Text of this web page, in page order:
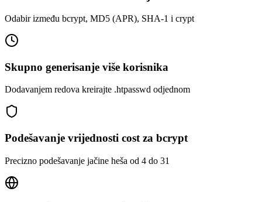
Odabir između bcrypt, MD5 (APR), SHA-1 i crypt
Skupno generisanje više korisnika
Dodavanjem redova kreirajte .htpasswd odjednom
Podešavanje vrijednosti cost za bcrypt
Precizno podešavanje jačine heša od 4 do 31